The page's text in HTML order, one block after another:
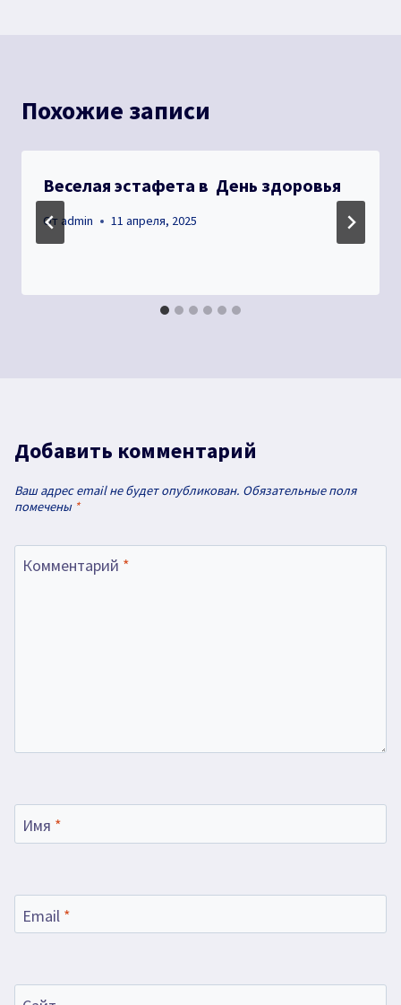
Похожие записи
Веселая эстафета в День здоровья
От admin 11 апреля, 2025
Добавить комментарий
Ваш адрес email не будет опубликован. Обязательные поля
помечены *
Комментарий *
Имя *
Email *